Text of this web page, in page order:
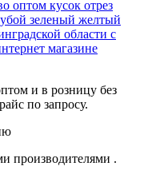
оптом кусок отрез
зеленый желтый
области с
магазине
и в розницу без
по запросу.
производителями .